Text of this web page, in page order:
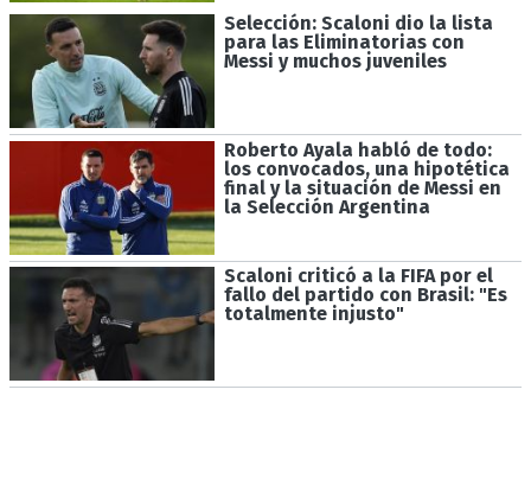
Selección: Scaloni dio la lista
para las Eliminatorias con
Messi y muchos juveniles
Roberto Ayala habló de todo:
los convocados, una hipotética
final y la situación de Messi en
la Selección Argentina
Scaloni criticó a la FIFA por el
fallo del partido con Brasil: "Es
totalmente injusto"